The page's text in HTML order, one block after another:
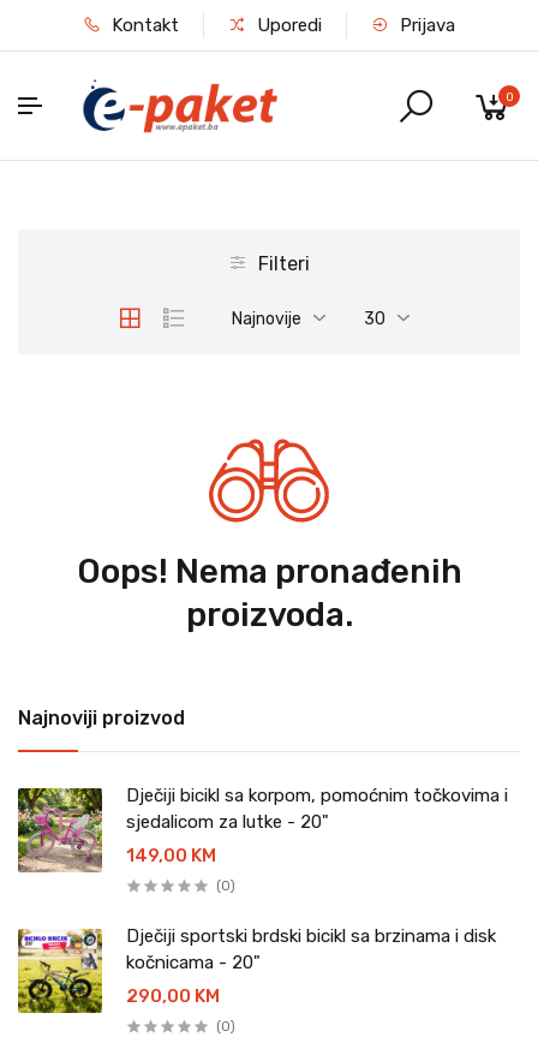
Kontakt Uporedi Prijava
0
Najnoviji proizvod
Dječiji bicikl sa korpom, pomoćnim točkovima i
sjedalicom za lutke - 20"
149,00 KM
(0)
Dječiji sportski brdski bicikl sa brzinama i disk
kočnicama - 20"
290,00 KM
(0)
Filteri
Najnovije 30
Oops! Nema pronađenih
proizvoda.